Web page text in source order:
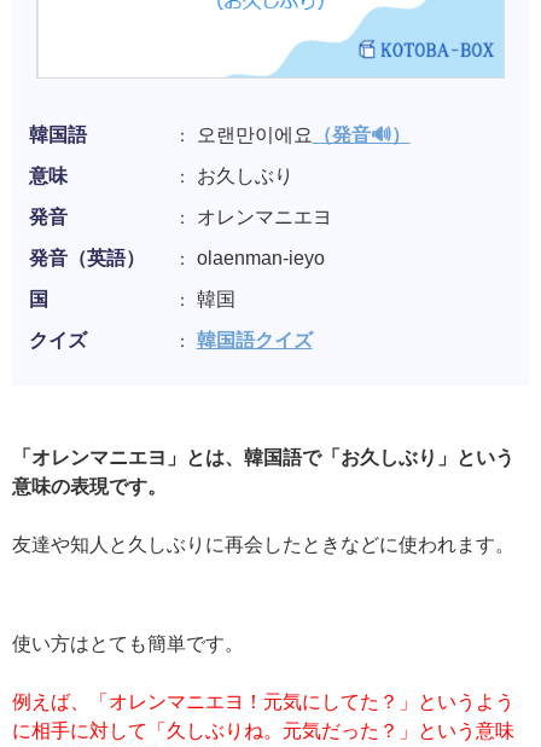
韓国語 오랜만이에요 （発音🔊）
意味
お久しぶり
発音
オレンマニエヨ
発音（英語）
olaenman-ieyo
国
韓国
クイズ
韓国語クイズ
「オレンマニエヨ」とは、韓国語で「お久しぶり」という
意味の表現です。
友達や知人と久しぶりに再会したときなどに使われます。
使い方はとても簡単です。
例えば、「オレンマニエヨ！元気にしてた？」というよう
に相手に対して「久しぶりね。元気だった？」という意味